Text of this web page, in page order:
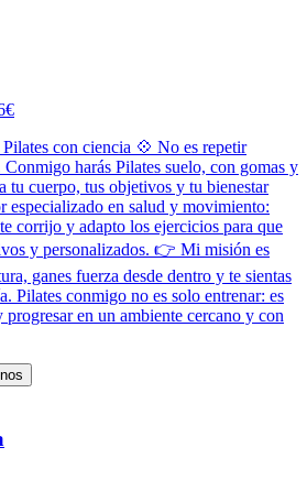
con ciencia 💠 No es repetir
harás Pilates suelo, con gomas y
tu cuerpo, tus objetivos y tu bienestar
especializado en salud y movimiento:
corrijo y adapto los ejercicios para que
y personalizados. 👉 Mi misión es
ganes fuerza desde dentro y te sientas
Pilates conmigo no es solo entrenar: es
progresar en un ambiente cercano y con